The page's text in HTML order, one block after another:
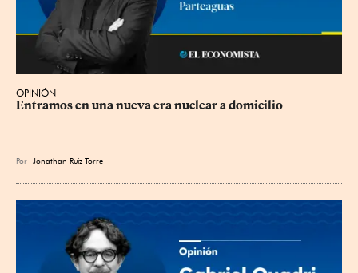
OPINIÓN
Entramos en una nueva era nuclear a domicilio
Por Jonathan Ruiz Torre